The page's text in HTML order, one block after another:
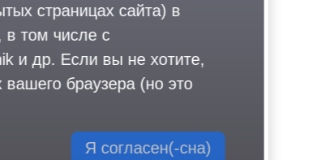
страницах сайта) в
в том числе с
и др. Если вы не хотите,
браузера (но это
Я согласен(-сна)